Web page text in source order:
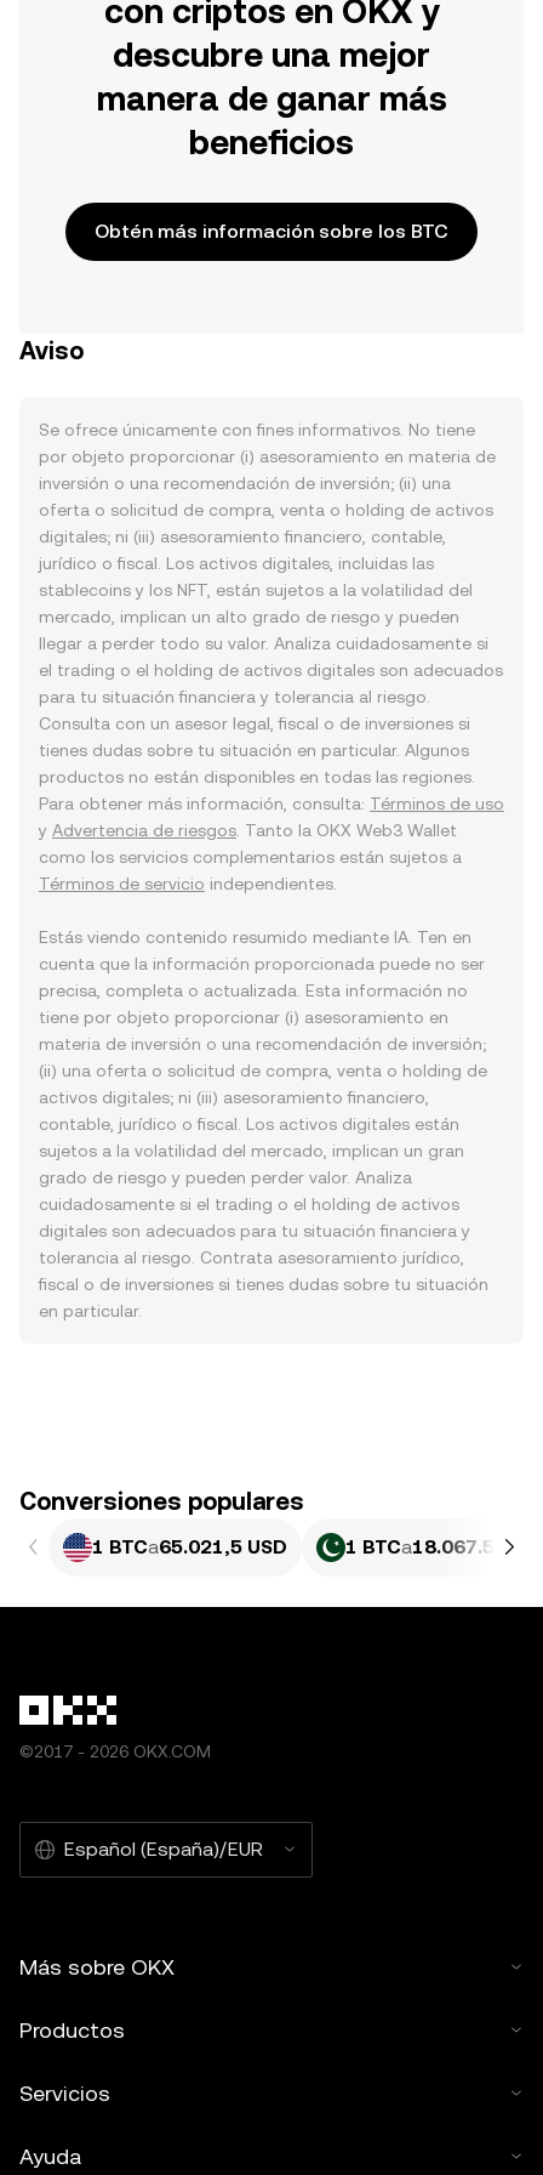
con criptos en OKX y
descubre una mejor
manera de ganar más
beneficios
Obtén más información sobre los BTC
Aviso
Se ofrece únicamente con fines informativos. No tiene
por objeto proporcionar (i) asesoramiento en materia de
inversión o una recomendación de inversión; (ii) una
oferta o solicitud de compra, venta o holding de activos
digitales; ni (iii) asesoramiento financiero, contable,
jurídico o fiscal. Los activos digitales, incluidas las
stablecoins y los NFT, están sujetos a la volatilidad del
mercado, implican un alto grado de riesgo y pueden
llegar a perder todo su valor. Analiza cuidadosamente si
el trading o el holding de activos digitales son adecuados
para tu situación financiera y tolerancia al riesgo.
Consulta con un asesor legal, fiscal o de inversiones si
tienes dudas sobre tu situación en particular. Algunos
productos no están disponibles en todas las regiones.
Para obtener más información, consulta: Términos de uso
y Advertencia de riesgos . Tanto la OKX Web3 Wallet
como los servicios complementarios están sujetos a
Términos de servicio independientes.
Estás viendo contenido resumido mediante IA. Ten en
cuenta que la información proporcionada puede no ser
precisa, completa o actualizada. Esta información no
tiene por objeto proporcionar (i) asesoramiento en
materia de inversión o una recomendación de inversión;
(ii) una oferta o solicitud de compra, venta o holding de
activos digitales; ni (iii) asesoramiento financiero,
contable, jurídico o fiscal. Los activos digitales están
sujetos a la volatilidad del mercado, implican un gran
grado de riesgo y pueden perder valor. Analiza
cuidadosamente si el trading o el holding de activos
digitales son adecuados para tu situación financiera y
tolerancia al riesgo. Contrata asesoramiento jurídico,
fiscal o de inversiones si tienes dudas sobre tu situación
en particular.
Conversiones populares
1 BTCa65.021,5 USD 1 BTCa
©2017 - 2026 OKX.COM
Español (España)/EUR
Más sobre OKX
Productos
Servicios
Ayuda